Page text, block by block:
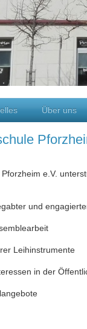
Über uns
e.V.
und
Leihinstrumente
in der